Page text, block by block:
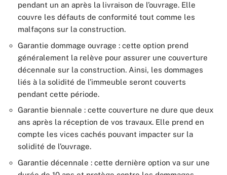
pendant un an après la livraison de l’ouvrage. Elle
couvre les défauts de conformité tout comme les
malfaçons sur la construction.
Garantie dommage ouvrage : cette option prend
généralement la relève pour assurer une couverture
décennale sur la construction. Ainsi, les dommages
liés à la solidité de l’immeuble seront couverts
pendant cette période.
Garantie biennale : cette couverture ne dure que deux
ans après la réception de vos travaux. Elle prend en
compte les vices cachés pouvant impacter sur la
solidité de l’ouvrage.
Garantie décennale : cette dernière option va sur une